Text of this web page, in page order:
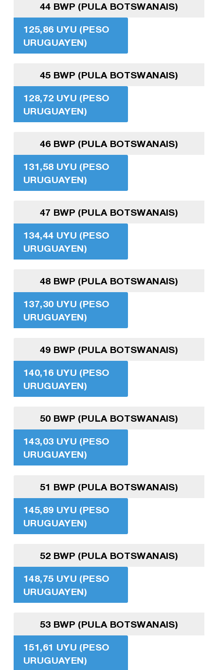
44 BWP (PULA BOTSWANAIS)
125,86 UYU (PESO
URUGUAYEN)
45 BWP (PULA BOTSWANAIS)
128,72 UYU (PESO
URUGUAYEN)
46 BWP (PULA BOTSWANAIS)
131,58 UYU (PESO
URUGUAYEN)
47 BWP (PULA BOTSWANAIS)
134,44 UYU (PESO
URUGUAYEN)
48 BWP (PULA BOTSWANAIS)
137,30 UYU (PESO
URUGUAYEN)
49 BWP (PULA BOTSWANAIS)
140,16 UYU (PESO
URUGUAYEN)
50 BWP (PULA BOTSWANAIS)
143,03 UYU (PESO
URUGUAYEN)
51 BWP (PULA BOTSWANAIS)
145,89 UYU (PESO
URUGUAYEN)
52 BWP (PULA BOTSWANAIS)
148,75 UYU (PESO
URUGUAYEN)
53 BWP (PULA BOTSWANAIS)
151,61 UYU (PESO
URUGUAYEN)